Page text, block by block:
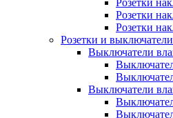
Розетки
Розетки
Розетки
Розетки и
Выключатели
Выключатели